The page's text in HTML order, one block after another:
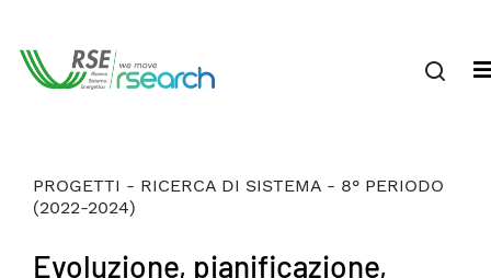
PROGETTI - RICERCA DI SISTEMA - 8° PERIODO
(2022-2024)
Evoluzione, pianificazione,